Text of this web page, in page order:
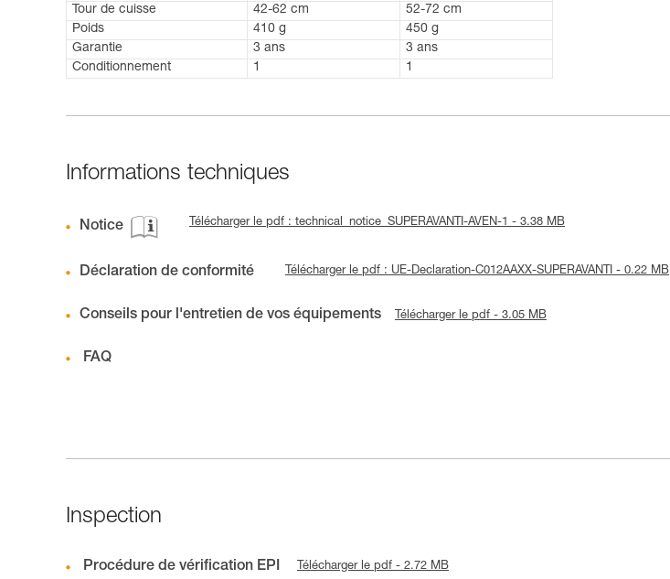
Tour de cuisse
42-62 cm
52-72 cm
Poids
410 g
450 g
Garantie
3 ans
3 ans
Conditionnement
1 1
Informations techniques
Notice Télécharger le pdf : technical_notice_SUPERAVANTI-AVEN-1 - 3.38 MB
Déclaration de conformité Télécharger le pdf : UE-Declaration-C012AAXX-SUPERAVANTI - 0.22 MB
Conseils pour l'entretien de vos équipements Télécharger le pdf - 3.05 MB
FAQ
Inspection
Procédure de vérification EPI Télécharger le pdf - 2.72 MB